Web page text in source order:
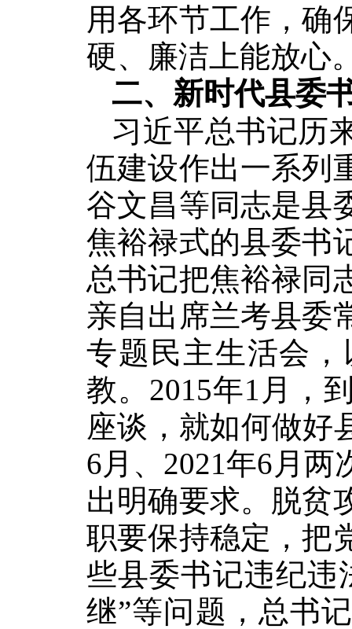
用各环节工作，确
硬、廉洁上能放心
二、新时代县委
习近平总书记历
伍建设作出一系列
谷文昌等同志是县
焦裕禄式的县委书
总书记把焦裕禄同
亲自出席兰考县委
专题民主生活会
教。2015年1月，
座谈，就如何做好
6月、2021年6月
出明确要求。脱贫
职要保持稳定，把
些县委书记违纪违
继”等问题，总书